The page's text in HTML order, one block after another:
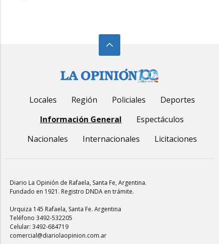
Locales Región Policiales
Deportes
Información General
Espectáculos
Nacionales
Internacionales Licitaciones
Diario La Opinión de Rafaela, Santa Fe, Argentina.
Fundado en 1921. Registro DNDA en trámite.
Urquiza 145 Rafaela, Santa Fe. Argentina
Teléfono 3492-532205
Celular: 3492-684719
comercial@diariolaopinion.com.ar